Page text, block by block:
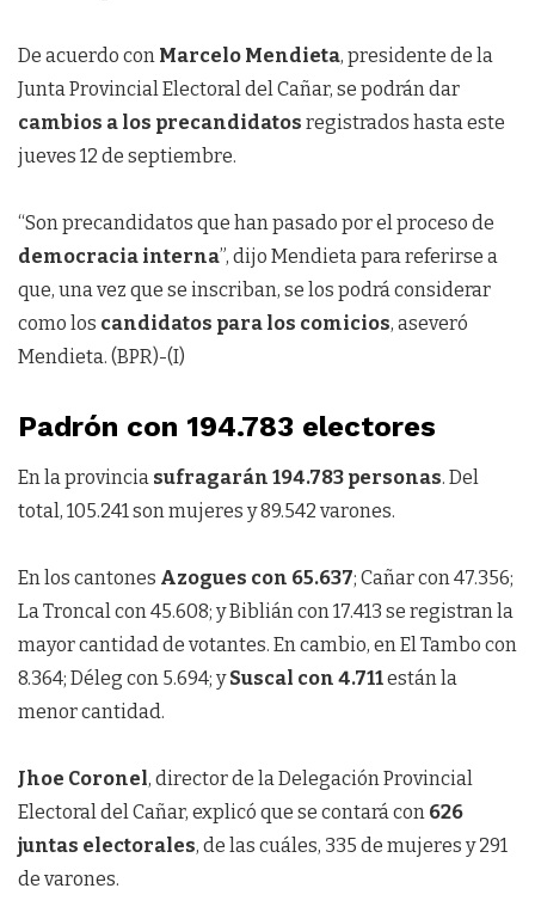
De acuerdo con Marcelo Mendieta, presidente de la
Junta Provincial Electoral del Cañar, se podrán dar
cambios a los precandidatos registrados hasta este
jueves 12 de septiembre.
“Son precandidatos que han pasado por el proceso de
democracia interna”, dijo Mendieta para referirse a
que, una vez que se inscriban, se los podrá considerar
como los candidatos para los comicios, aseveró
Mendieta. (BPR)-(I)
Padrón con 194.783 electores
En la provincia sufragarán 194.783 personas. Del
total, 105.241 son mujeres y 89.542 varones.
En los cantones Azogues con 65.637; Cañar con 47.356;
La Troncal con 45.608; y Biblián con 17.413 se registran la
mayor cantidad de votantes. En cambio, en El Tambo con
8.364; Déleg con 5.694; ySuscal con 4.711están la
menor cantidad.
Jhoe Coronel, director de la Delegación Provincial
Electoral del Cañar, explicó que se contará con 626
juntas electorales, de las cuáles, 335 de mujeres y 291
de varones.